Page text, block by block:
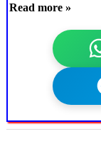
Read more »